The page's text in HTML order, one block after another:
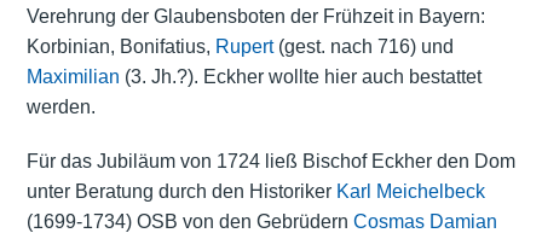
Verehrung der Glaubensboten der Frühzeit in Bayern:
Korbinian, Bonifatius, Rupert(gest. nach 716) und
Maximilian (3. Jh.?). Eckher wollte hier auch bestattet
werden.
Für das Jubiläum von 1724 ließ Bischof Eckher den Dom
unter Beratung durch den Historiker Karl Meichelbeck
(1699-1734) OSB von den Gebrüdern Cosmas Damian